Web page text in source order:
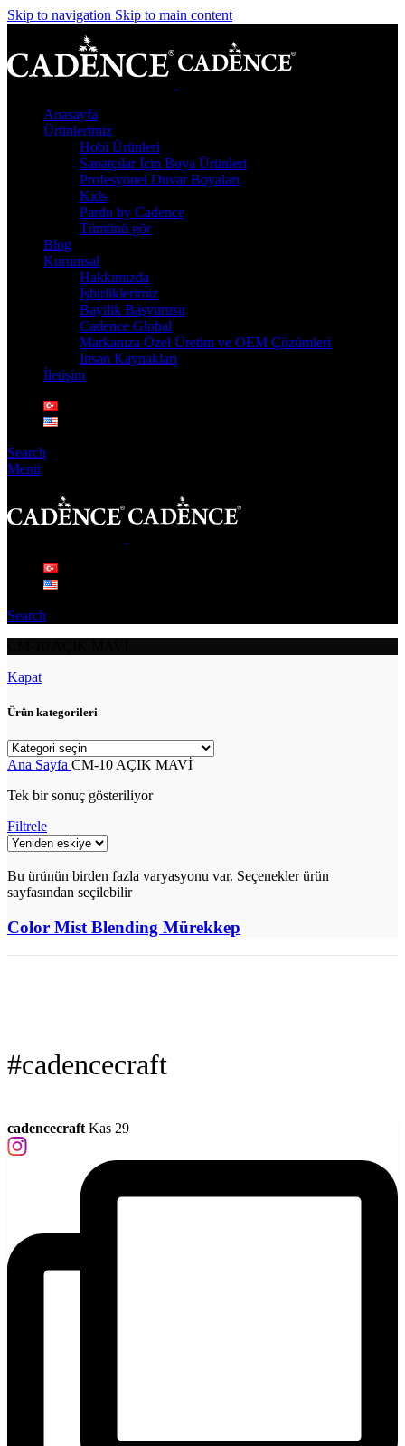
Skip to navigation Skip to main content
Anasayfa
Ürünlerimiz
Hobi Ürünleri
Sanatçılar İçin Boya Ürünleri
Profesyonel Duvar Boyaları
Kids
Pardo by Cadence
Tümünü gör
Blog
Kurumsal
Hakkımızda
İşbirliklerimiz
Bayilik Başvurusu
Cadence Global
Markanıza Özel Üretim ve OEM Çözümleri
İnsan Kaynakları
İletişim
Search
Menü
Search
Kapat
Ürün kategorileri
Ana Sayfa CM-10 AÇIK MAVİ
Tek bir sonuç gösteriliyor
Filtrele
Bu ürünün birden fazla varyasyonu var. Seçenekler ürün
sayfasından seçilebilir
Color Mist Blending Mürekkep
#cadencecraft
cadencecraft Kas 29